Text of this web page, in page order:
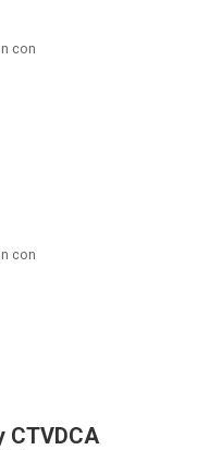
con
con
CTVDCA